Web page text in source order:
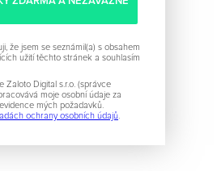
že jsem se seznámil(a) s obsahem
užití těchto stránek a souhlasím
Zaloto Digital s.r.o. (správce
moje osobní údaje za
mých požadavků.
ochrany osobních údajů.